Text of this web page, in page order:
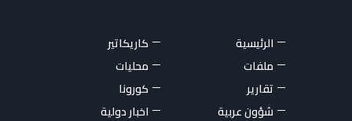
الرئيسية
كاريكاتير
ملفات
محليات
تقارير
كورونا
شؤون عربية
اخبار دولية